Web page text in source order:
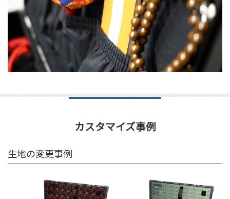
カスタマイズ事例
生地の変更事例